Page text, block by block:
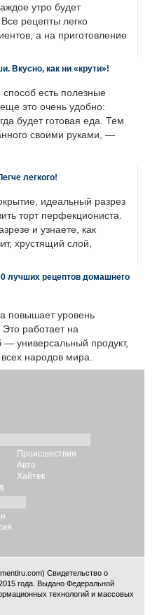
утро будет
рецепты легко
а на приготовление
Вкусно, как ни «крути»!
есть полезные
это очень удобно:
будет готовая еда. Тем
своими руками, —
легкого!
идеальный разрез
торт перфекциониста.
и узнаете, как
хрустящий слой,
лучших рецептов домашнего
повышает уровень
работает на
— универсальный продукт,
народов мира.
Происшествия
Авто
Хайтек
Свидетельство о
года. Выдано Федеральной
технологий и массовых